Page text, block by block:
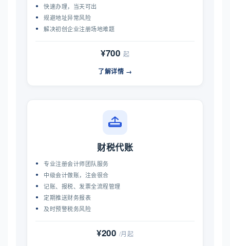
快速办理，当天可出
规避地址异常风险
解决初创企业注册场地难题
¥700 起
了解详情 →
财税代账
专业注册会计师团队服务
中级会计做账，注会很合
记账、报税、发票全流程管理
定期推送财务报表
及时预警税务风险
¥200 /月起